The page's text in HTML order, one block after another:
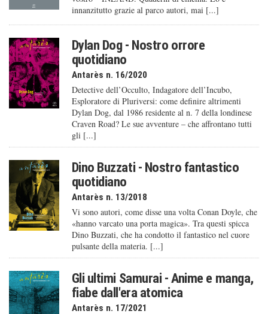
innanzitutto grazie al parco autori, mai [...]
Dylan Dog - Nostro orrore
quotidiano
Antarès n. 16/2020
Detective dell’Occulto, Indagatore dell’Incubo,
Esploratore di Pluriversi: come definire altrimenti
Dylan Dog, dal 1986 residente al n. 7 della londinese
Craven Road? Le sue avventure – che affrontano tutti
gli [...]
Dino Buzzati - Nostro fantastico
quotidiano
Antarès n. 13/2018
Vi sono autori, come disse una volta Conan Doyle, che
«hanno varcato una porta magica». Tra questi spicca
Dino Buzzati, che ha condotto il fantastico nel cuore
pulsante della materia. [...]
Gli ultimi Samurai - Anime e manga,
fiabe dall'era atomica
Antarès n. 17/2021